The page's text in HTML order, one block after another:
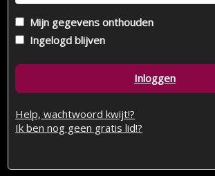
Mijn gegevens onthouden
Ingelogd blijven
Inloggen
Help, wachtwoord kwijt!?
Ik ben nog geen gratis lid!?